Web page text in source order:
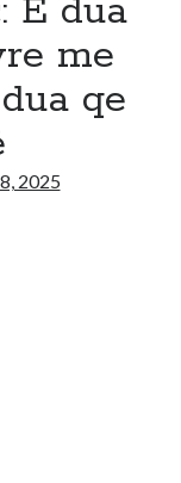
E dua
me
qe
2025